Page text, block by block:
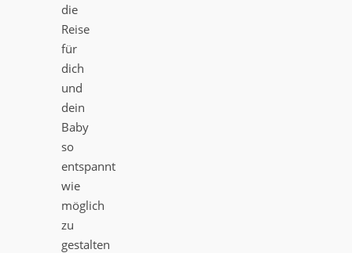
die
Reise
für
dich
und
dein
Baby
so
entspannt
wie
möglich
zu
gestalten